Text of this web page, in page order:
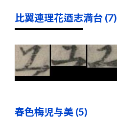
比翼連理花迺志満台 (7)
春色梅児与美 (5)